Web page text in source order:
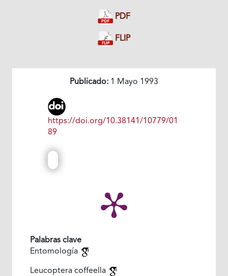
PDF
FLIP
Publicado: 1 Mayo 1993
https://doi.org/10.38141/10779/01
89
Palabras clave
Entomología
Leucoptera coffeella